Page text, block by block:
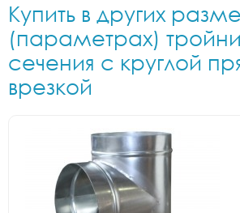
Купить в других
(параметрах)
сечения с круглой
врезкой